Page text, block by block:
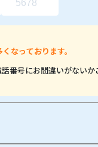
なっております。
番号にお間違いがないか